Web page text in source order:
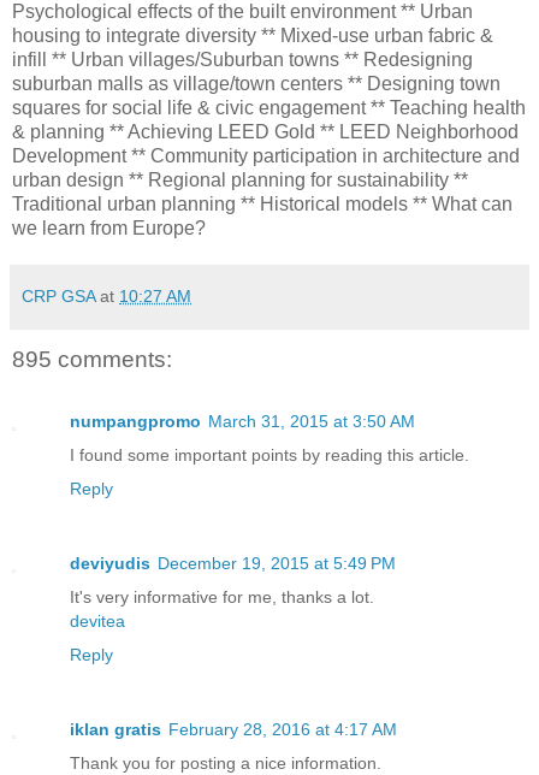
Psychological effects of the built environment ** Urban
housing to integrate diversity ** Mixed-use urban fabric &
infill ** Urban villages/Suburban towns ** Redesigning
suburban malls as village/town centers ** Designing town
squares for social life & civic engagement ** Teaching health
& planning ** Achieving LEED Gold ** LEED Neighborhood
Development ** Community participation in architecture and
urban design ** Regional planning for sustainability **
Traditional urban planning ** Historical models ** What can
we learn from Europe?
CRP GSA at 10:27 AM
895 comments:
numpangpromo March 31, 2015 at 3:50 AM
I found some important points by reading this article.
Reply
deviyudis December 19, 2015 at 5:49 PM
It's very informative for me, thanks a lot.
devitea
Reply
iklan gratis February 28, 2016 at 4:17 AM
Thank you for posting a nice information.